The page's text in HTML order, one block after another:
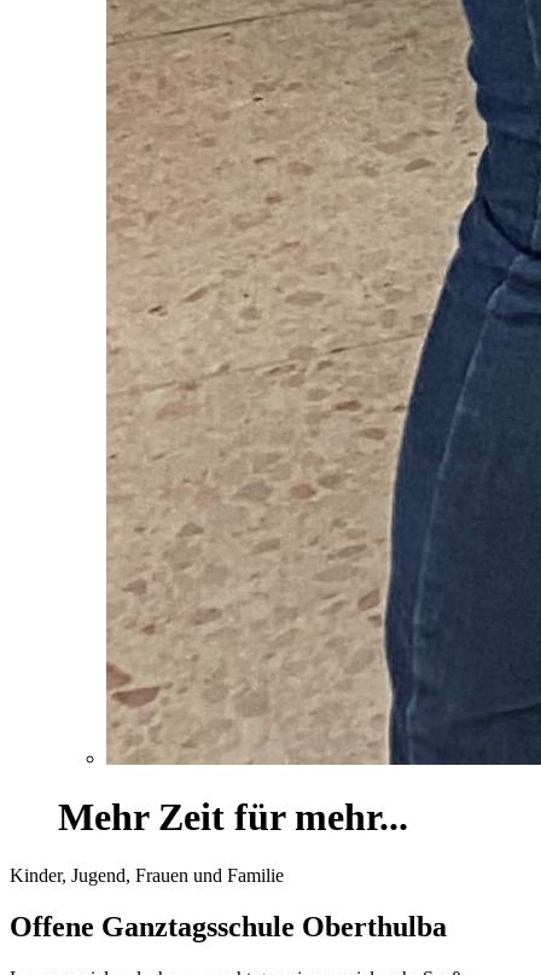
Mehr Zeit für mehr...
Kinder, Jugend, Frauen und Familie
Offene Ganztagsschule Oberthulba